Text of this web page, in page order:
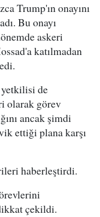
Trump'ın onayını
Bu onayı
askeri
katılmadan
de
olarak görev
ancak şimdi
ettiği plana karşı
haberleştirdi.
çekildi.